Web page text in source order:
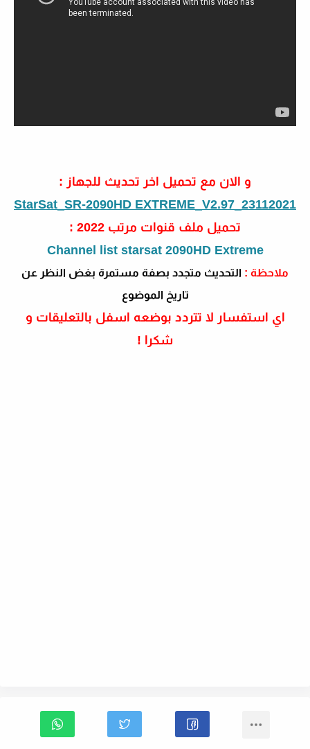
و الان مع تحميل اخر تحديث للجهاز :
StarSat_SR-2090HD EXTREME_V2.97_23112021
تحميل ملف قنوات مرتب 2022 :
Channel list starsat 2090HD Extreme
ملاحظة : التحديث متجدد بصفة مستمرة بغض النظر عن
تاريخ الموضوع
اي استفسار لا تتردد بوضعه اسفل بالتعليقات و
شكرا !